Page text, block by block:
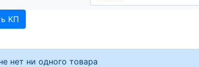
КП
нет ни одного товара